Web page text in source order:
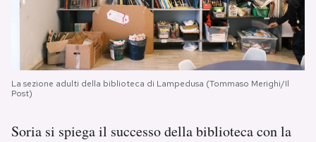
La sezione adulti della biblioteca di Lampedusa (Tommaso Merighi/Il
Post)
Soria si spiega il successo della biblioteca con la